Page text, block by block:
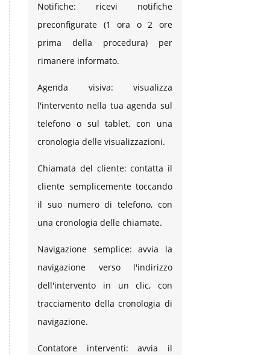
Notifiche: ricevi notifiche
preconfigurate (1 ora o 2 ore
prima della procedura) per
rimanere informato.
Agenda visiva: visualizza
l'intervento nella tua agenda sul
telefono o sul tablet, con una
cronologia delle visualizzazioni.
Chiamata del cliente: contatta il
cliente semplicemente toccando
il suo numero di telefono, con
una cronologia delle chiamate.
Navigazione semplice: avvia la
navigazione verso l'indirizzo
dell'intervento in un clic, con
tracciamento della cronologia di
navigazione.
Contatore interventi: avvia il